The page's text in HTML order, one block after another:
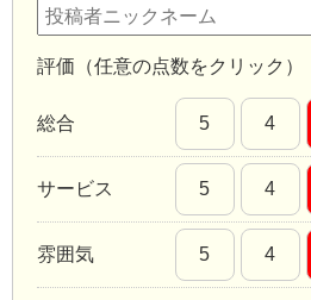
評価（任意の点数をクリック）
総合 5 4
サービス 5 4
雰囲気 5 4